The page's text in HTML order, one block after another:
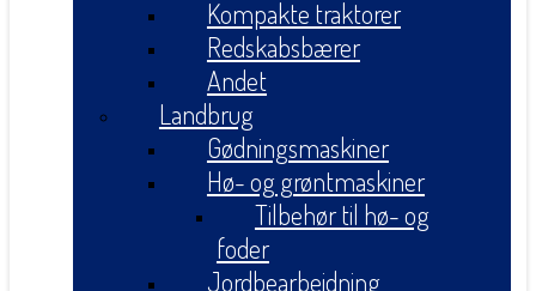
Kompakte traktorer
Redskabsbærer
Andet
Landbrug
Gødningsmaskiner
Hø- og grøntmaskiner
Tilbehør til hø- og
foder
Jordbearbejdning